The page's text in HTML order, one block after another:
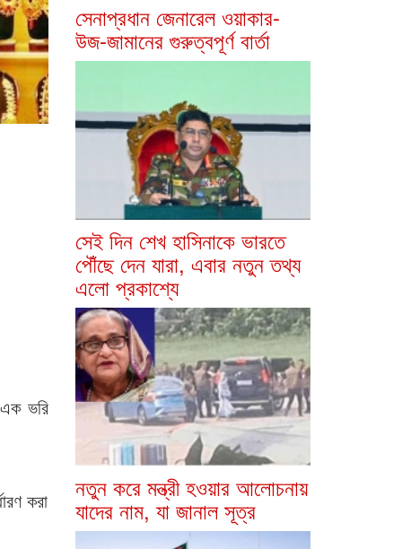
এক ভরি
করা
সেনাপ্রধান জেনারেল ওয়াকার-
উজ-জামানের গুরুত্বপূর্ণ বার্তা
সেই দিন শেখ হাসিনাকে ভারতে
পৌঁছে দেন যারা, এবার নতুন তথ্য
এলো প্রকাশ্যে
নতুন করে মন্ত্রী হওয়ার আলোচনায়
যাদের নাম, যা জানাল সূত্র